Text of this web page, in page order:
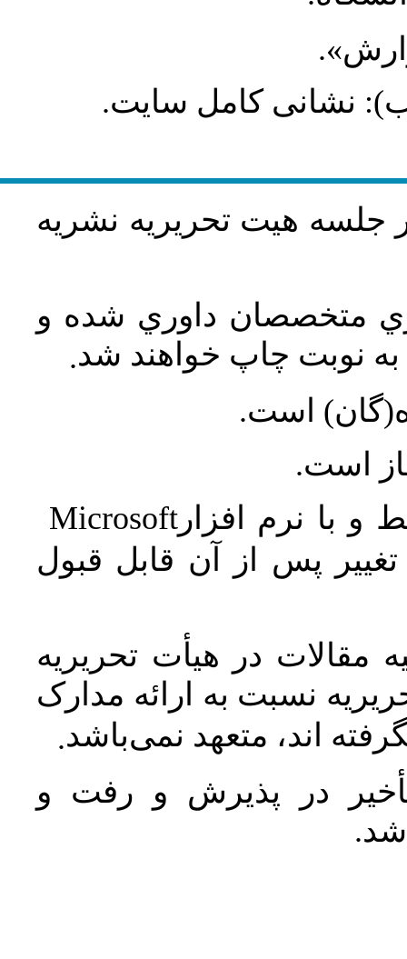
نشانی کامل سایت.
جلسه هيت تحريريه نشريه
متخصصان داوري شده و
نوبت چاپ خواهند شد.
است.
است.
و با نرم افزارMicrosoft
پس از آن قابل قبول
مقالات در هیأت تحریریه
نسبت به ارائه مدارک
اند، متعهد نمی‌باشد.
در پذیرش و رفت و
شد.